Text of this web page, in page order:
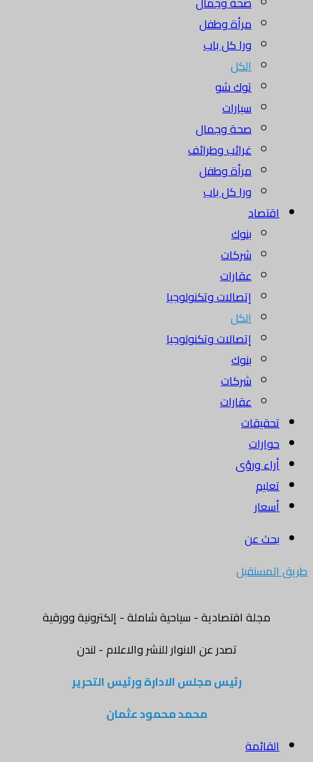
مرأة وطفل
ورا كل باب
الكل
توك شو
سيارات
صحة وجمال
غرائب وطرائف
مرأة وطفل
ورا كل باب
اقتصاد
بنوك
شركات
عقارات
إتصالات وتكنولوجيا
الكل
إتصالات وتكنولوجيا
بنوك
شركات
عقارات
تحقيقات
حوارات
أراء ورؤى
تعليم
أسعار
بحث عن
طريق المستقبل
مجلة اقتصادية - سياحية شاملة - إلكترونية وورقية
تصدر عن الانوار للنشر والاعلام - لندن
رئيس مجلس الادارة ورئيس التحرير
محمد محمود عثمان
القائمة